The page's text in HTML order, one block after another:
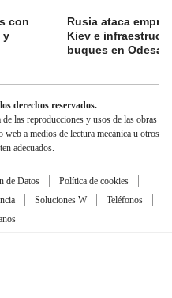
con
y
Rusia ataca
Kiev e
buques en Odesa
derechos reservados.
las reproducciones y usos de las obras
web a medios de lectura mecánica u otros
adecuados.
de Datos
Política de cookies
Soluciones W
Teléfonos